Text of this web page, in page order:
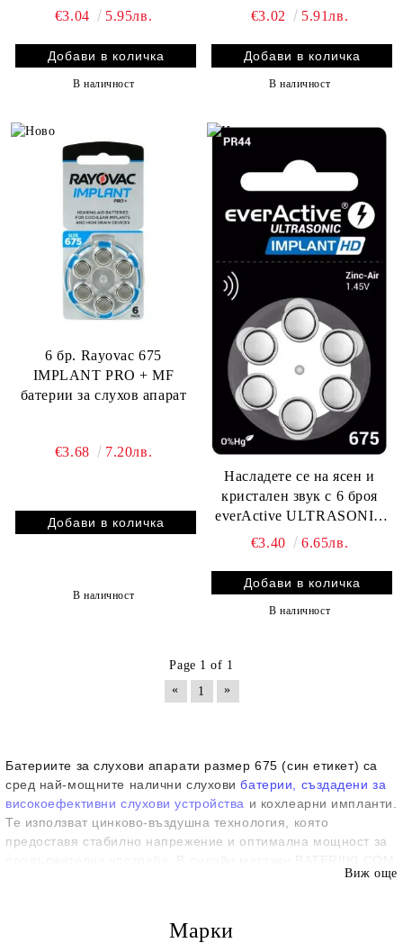
Varta размер 675 батерии
€3.04 5.95лв.
В наличност
размер 675 с PowerSeal
BATERIIKI.COM
€3.02 5.91лв.
В наличност
6 бр. Rayovac 675
IMPLANT PRO + MF
батерии за слухов апарат
€3.68 7.20лв.
В наличност
Насладете се на ясен и
кристален звук с 6 броя
everActive ULTRASONIC
IMPLANT HD 675 батерии
€3.40 6.65лв.
В наличност
Page 1 of 1
«
1 »
Батериите за слухови апарати размер 675 (син етикет) са
сред най-мощните налични слуховибатерии, създадени за
високоефективни слухови устройства и кохлеарни импланти.
Те използват цинково-въздушна технология, която
предоставя стабилно напрежение и оптимална мощност за
Предимства на батериите размер 675:
Виж още
Марки